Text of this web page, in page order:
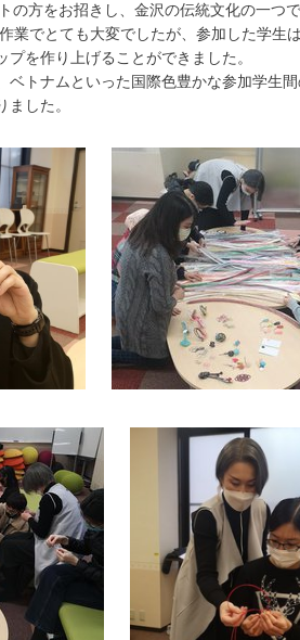
の方をお招きし、金沢の伝統文化の一つ
業でとても大変でしたが、参加した学生
を作り上げることができました。
トナムといった国際色豊かな参加学生
した。